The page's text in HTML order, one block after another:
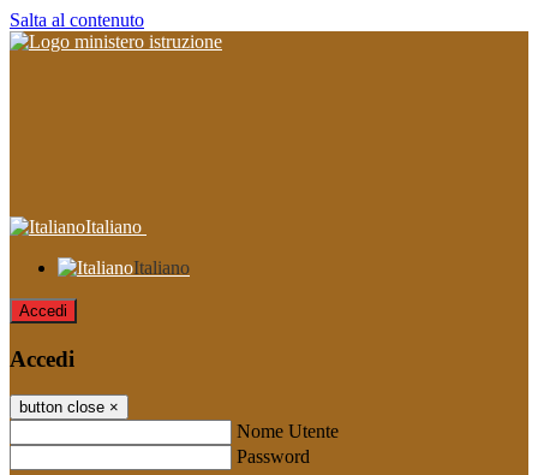
Salta al contenuto
Italiano
Italiano
Accedi
Accedi
button close ×
Nome Utente
Password